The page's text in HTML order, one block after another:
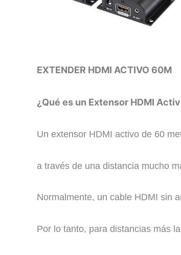
EXTENDER HDMI ACTIVO 60M
¿Qué es un Extensor HDMI
Un extensor HDMI activo de 60
a través de una distancia mucho
Normalmente, un cable HDMI sin
Por lo tanto, para distancias más